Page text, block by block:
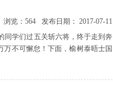
发布日期： 2017-07-11
浏览：564
同学们过五关斩六将，终于走到奔
万不可懈怠！下面，榆树泰晤士国